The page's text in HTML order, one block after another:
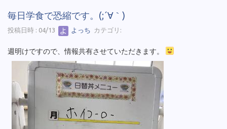
毎日学食で恐縮です。(;´∀｀)
投稿日時 : 04/13 よっち カテゴリ:
週明けですので、情報共有させていただきます。